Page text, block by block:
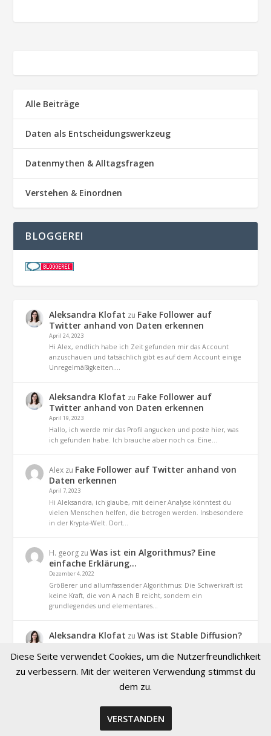
Alle Beiträge
Daten als Entscheidungswerkzeug
Datenmythen & Alltagsfragen
Verstehen & Einordnen
BLOGGEREI
Aleksandra Klofat zu Fake Follower auf
Twitter anhand von Daten erkennen
April 24, 2023
Hi Alex, endlich habe ich Zeit gefunden mir das Account
anzuschauen und tatsächlich gibt es auf dem Account einige
Unregelmäßigkeiten.…
Aleksandra Klofat zu Fake Follower auf
Twitter anhand von Daten erkennen
April 19, 2023
Hallo, ich werde mir das Profil angucken und poste hier, was
ich gefunden habe. Ich brauche aber noch ca. Eine…
Alex zu Fake Follower auf Twitter anhand von
Daten erkennen
April 7, 2023
Hi Aleksandra, ich glaube, mit deiner Analyse könntest du
vielen Menschen helfen, die betrogen werden. Insbesondere
in der Krypta-Welt. Dort…
H. georg zuWas ist ein Algorithmus? Eine
einfache Erklärung…
Dezember 4, 2022
Größerer und allumfassender Algorithmus: Die Schwerkraft ist
keine Kraft, die von A nach B reicht, sondern ein
grundlegendes und elementares…
Aleksandra Klofat zuWas ist Stable Diffusion?
November 9, 2022
Hallo, ja. es geht um dieses Projekt (optiizedSD=Projekt von
© 2026 Created by Aleksandra Klofat
Diese Seite verwendet Cookies, um die Nutzerfreundlichkeit
zu verbessern. Mit der weiteren Verwendung stimmst du
dem zu.
VERSTANDEN